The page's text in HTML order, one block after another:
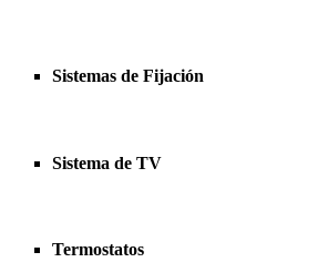
Sistemas de Fijación
Sistema de TV
Termostatos